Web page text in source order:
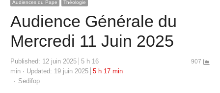
Audiences du Pape Théologie
Audience Générale du
Mercredi 11 Juin 2025
Published: 12 juin 2025
5 h 16
min
Updated: 19 juin 2025
5 h 17 min
Author
Sedifop
907